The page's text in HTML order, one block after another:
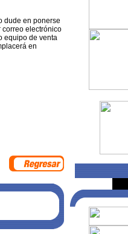
dude en ponerse
correo electrónico
equipo de venta
en